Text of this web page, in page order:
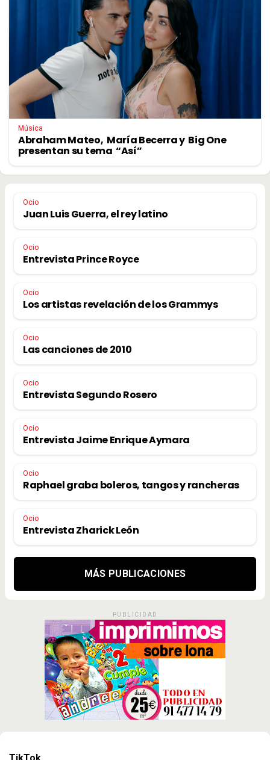
Música
Abraham Mateo, María Becerra y Big One
presentan su tema “Así”
Ocio
Juan Luis Guerra, el rey latino
Ocio
Entrevista Prince Royce
Ocio
Los artistas revelación de los Grammys
Ocio
Las canciones de 2010
Ocio
Entrevista Segundo Rosero
Ocio
Entrevista Jaime Enrique Aymara
Ocio
Raphael graba boleros, tangos y rancheras
Ocio
Entrevista Zharick León
MÁS PUBLICACIONES
PUBLICIDAD